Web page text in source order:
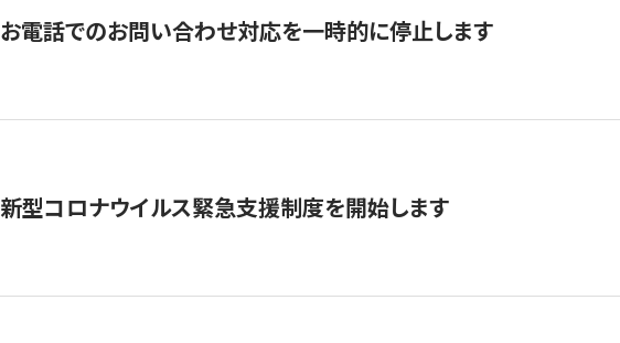
お電話でのお問い合わせ対応を一時的に停止します
新型コロナウイルス緊急支援制度を開始します